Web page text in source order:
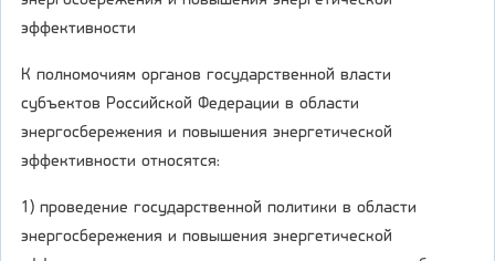
эффективности
К полномочиям органов государственной власти
субъектов Российской Федерации в области
энергосбережения и повышения энергетической
эффективности относятся:
1) проведение государственной политики в области
энергосбережения и повышения энергетической